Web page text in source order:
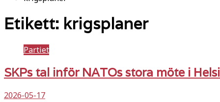
Etikett: krigsplaner
Partiet
SKPs tal inför NATOs stora möte i
2026-05-17